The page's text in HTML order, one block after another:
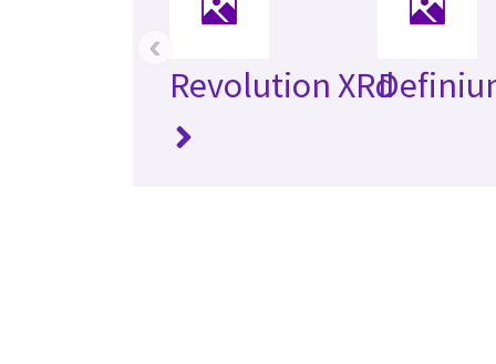
Revolution XRd
‹